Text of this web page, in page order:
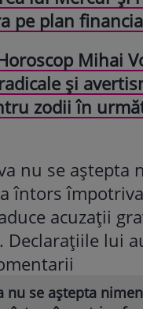
pe plan
Mihai
și
zodii în
nu se aștepta